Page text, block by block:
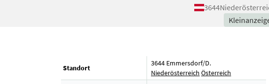
3644
Standort
3644 Emmersdorf/D.
Niederösterreich Österreich